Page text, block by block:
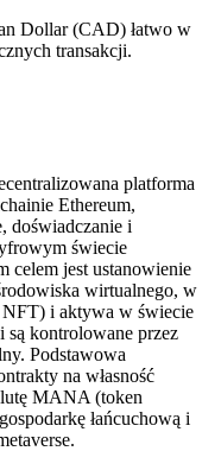
Dollar (CAD) łatwo w
transakcji.
platforma
Ethereum,
doświadczanie i
świecie
celem jest ustanowienie
wirtualnego, w
i aktywa w świecie
są kontrolowane przez
Podstawowa
na własność
MANA (token
łańcuchową i